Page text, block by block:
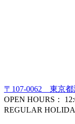
〒107-0062 東京都
OPEN HOURS：
REGULAR